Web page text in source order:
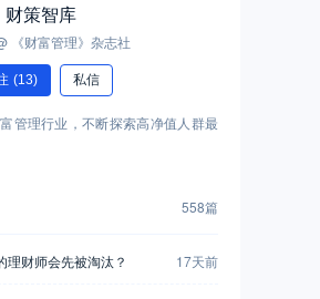
财策智库
《财富管理》杂志社
(13) 私信
管理行业，不断探索高净值人群最
558篇
理财师会先被淘汰？ 17天前